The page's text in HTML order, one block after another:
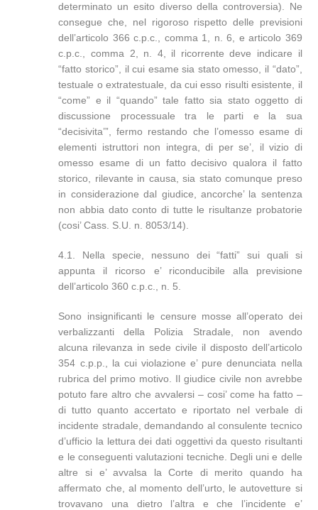
determinato un esito diverso della controversia). Ne
consegue che, nel rigoroso rispetto delle previsioni
dell’articolo 366 c.p.c., comma 1, n. 6, e articolo 369
c.p.c., comma 2, n. 4, il ricorrente deve indicare il
“fatto storico”, il cui esame sia stato omesso, il “dato”,
testuale o extratestuale, da cui esso risulti esistente, il
“come” e il “quando” tale fatto sia stato oggetto di
discussione processuale tra le parti e la sua
“decisivita’”, fermo restando che l’omesso esame di
elementi istruttori non integra, di per se’, il vizio di
omesso esame di un fatto decisivo qualora il fatto
storico, rilevante in causa, sia stato comunque preso
in considerazione dal giudice, ancorche’ la sentenza
non abbia dato conto di tutte le risultanze probatorie
(cosi’ Cass. S.U. n. 8053/14).
4.1. Nella specie, nessuno dei “fatti” sui quali si
appunta il ricorso e’ riconducibile alla previsione
dell’articolo 360 c.p.c., n. 5.
Sono insignificanti le censure mosse all’operato dei
verbalizzanti della Polizia Stradale, non avendo
alcuna rilevanza in sede civile il disposto dell’articolo
354 c.p.p., la cui violazione e’ pure denunciata nella
rubrica del primo motivo. Il giudice civile non avrebbe
potuto fare altro che avvalersi – cosi’ come ha fatto –
di tutto quanto accertato e riportato nel verbale di
incidente stradale, demandando al consulente tecnico
d’ufficio la lettura dei dati oggettivi da questo risultanti
e le conseguenti valutazioni tecniche. Degli uni e delle
altre si e’ avvalsa la Corte di merito quando ha
affermato che, al momento dell’urto, le autovetture si
trovavano una dietro l’altra e che l’incidente e’